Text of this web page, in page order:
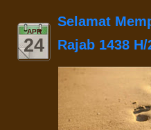
APR
24
Selamat
Rajab 1438